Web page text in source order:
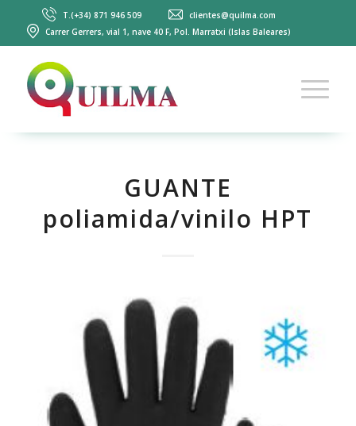
T.(+34) 871 946 509
clientes@quilma.com
Carrer Gerrers, vial 1, nave 40 F, Pol. Marratxi (Islas Baleares)
GUANTE
poliamida/vinilo HPT